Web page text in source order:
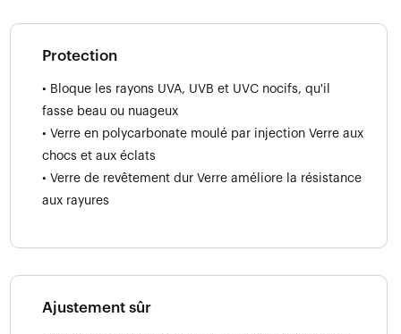
Protection
• Bloque les rayons UVA, UVB et UVC nocifs, qu'il
fasse beau ou nuageux
• Verre en polycarbonate moulé par injection Verre aux
chocs et aux éclats
• Verre de revêtement dur Verre améliore la résistance
aux rayures
Ajustement sûr